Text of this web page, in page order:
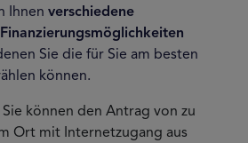
Ihnen verschiedene
Sie die für Sie am besten
können.
können den Antrag von zu
Ort mit Internetzugang aus